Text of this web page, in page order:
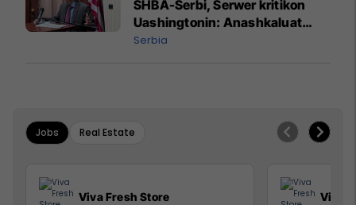
SHBA-Serbi, Serwer kritikon
Uashingtonin: Anashkaluat
Banjskën, sulmin ndaj KFOR-it
Serbia
Jobs Real Estate
Viva Fresh Store Viva